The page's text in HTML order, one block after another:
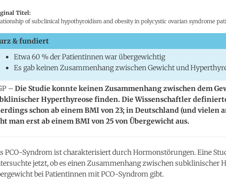
Titel:
of subclinical hypothyroidism and obesity in polycystic ovarian syndrome
& fundiert
Etwa 60 % der Patientinnen war übergewichtig
Es gab keinen Zusammenhang zwischen Gewicht und
– Die Studie konnte keinen Zusammenhang zwischen dem
Hyperthyreose finden. Die Wissenschaftler
schon ab einem BMI von 23; in Deutschland (und vielen
man erst ab einem BMI von 25 von Übergewicht aus.
PCO-Syndrom ist charakterisiert durch Hormonstörungen. Eine
jetzt, ob es einen Zusammenhang zwischen subklinischer
bei Patientinnen mit PCO-Syndrom gibt.